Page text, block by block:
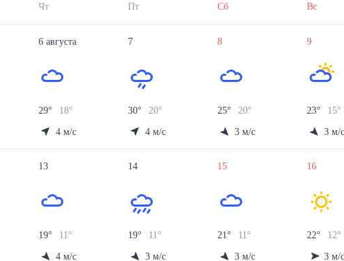
Чт Пт Сб Вс
6 августа
29° 18°
4 м/с
7
30° 20
4 м/с
8
25° 20
3 м/с
9
23° 15°
3 м/с
13
19° 11°
4 м/с
14
19° 11°
3 м/с
15
21° 11°
3 м/с
16
22° 12°
3 м/с